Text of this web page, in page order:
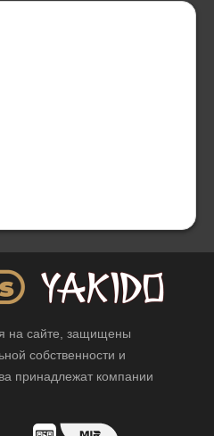
на сайте, защищены
собственности и
принадлежат компании